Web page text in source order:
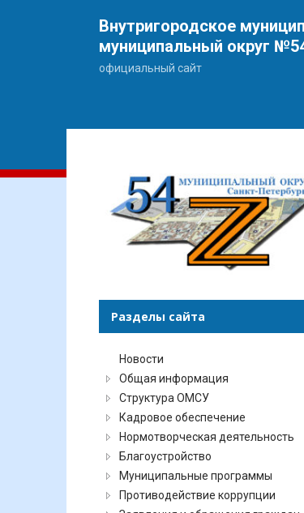
Внутригородское
муниципальный округ
официальный сайт
Разделы сайта
Новости
Общая информация
Структура ОМСУ
Кадровое обеспечение
Нормотворческая деятельность
Благоустройство
Муниципальные программы
Противодействие коррупции